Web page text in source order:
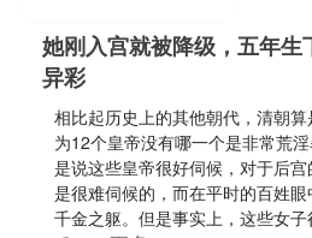
她刚入宫就被降级，五年
异彩
相比起历史上的其他朝代，清朝
为12个皇帝没有哪一个是非常荒
是说这些皇帝很好伺候，对于后
是很难伺候的，而在平时的百姓
千金之躯。但是事实上，这些女